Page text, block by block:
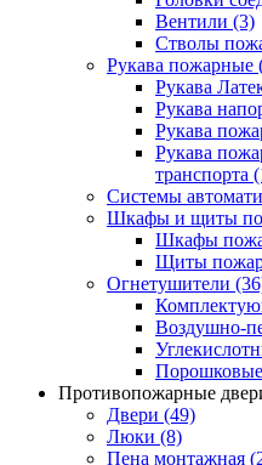
Вентили (3)
Стволы
Рукава пожарные
Рукава
Рукава
Рукава
Рукава
транспорта
Системы
Шкафы и щиты
Шкафы
Щиты
Огнетушители
Воздушно-
Порошковые
Противопожарные
Двери (49)
Люки (8)
Пена монтажная